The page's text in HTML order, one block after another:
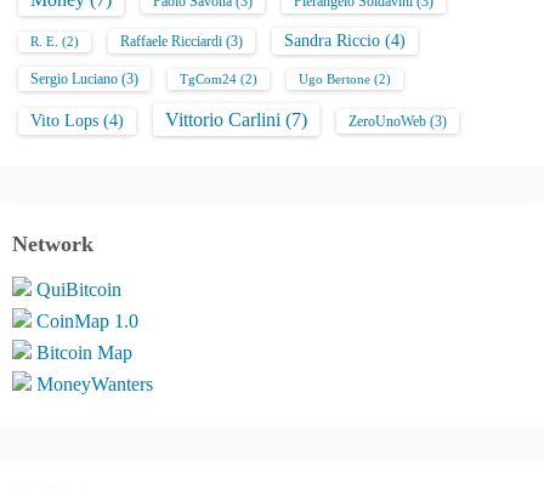
R. E. (2) Raffaele Ricciardi (3) Sandra Riccio (4)
Sergio Luciano (3) TgCom24 (2) Ugo Bertone (2)
Vito Lops (4) Vittorio Carlini (7) ZeroUnoWeb (3)
Network
QuiBitcoin
CoinMap 1.0
Bitcoin Map
MoneyWanters